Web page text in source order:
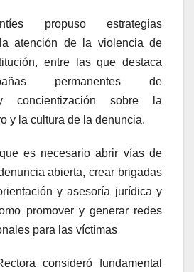
propuso estrategias
atención de la violencia de
entre las que destaca
permanentes de
concientización sobre la
y la cultura de la denuncia.
es necesario abrir vías de
abierta, crear brigadas
y asesoría jurídica y
promover y generar redes
para las víctimas
consideró fundamental